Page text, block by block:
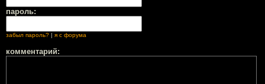
пароль:
забыл пароль? | я с форума
комментарий: